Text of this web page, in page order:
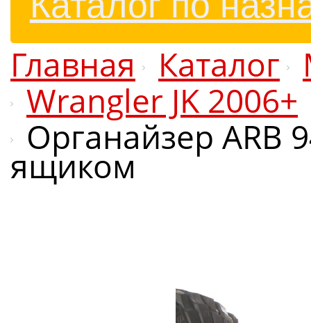
Главная Каталог
Wrangler JK 2006+
Органайзер ARB
ящиком